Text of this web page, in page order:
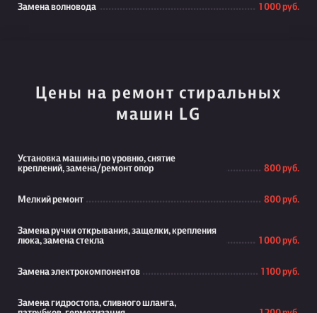
Замена волновода 1 000 руб.
Цены на ремонт стиральных
машин LG
Установка машины по уровню, снятие
креплений, замена/ремонт опор
800 руб.
Мелкий ремонт 800 руб.
Замена ручки открывания, защелки, крепления
люка, замена стекла
1 000 руб.
Замена электрокомпонентов 1 100 руб.
Замена гидростопа, сливного шланга,